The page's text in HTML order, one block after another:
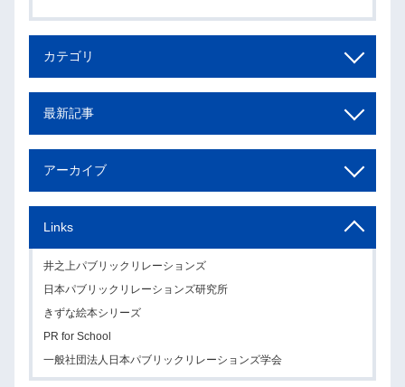
カテゴリ
最新記事
アーカイブ
Links
井之上パブリックリレーションズ
日本パブリックリレーションズ研究所
きずな絵本シリーズ
PR for School
一般社団法人日本パブリックリレーションズ学会